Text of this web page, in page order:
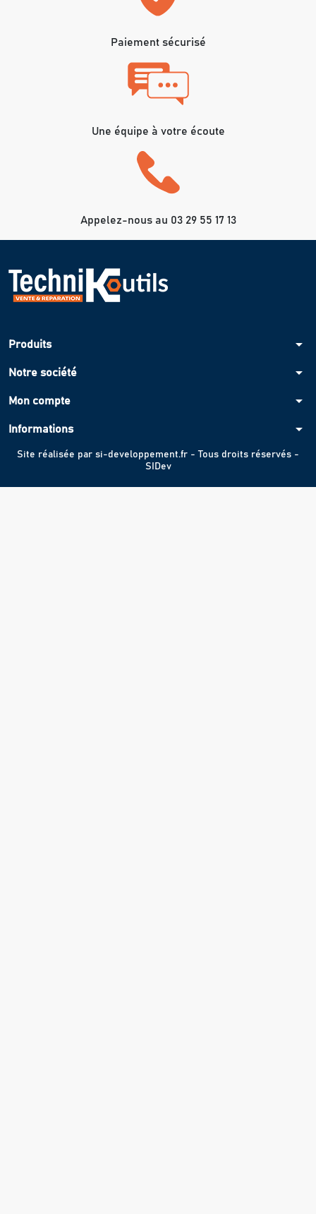
Paiement sécurisé
Une équipe à votre écoute
Appelez-nous au 03 29 55 17 13
Produits arrow_drop_down
Notre société arrow_drop_down
Mon compte arrow_drop_down
Informations arrow_drop_down
Site réalisée par si-developpement.fr - Tous droits réservés -
SIDev